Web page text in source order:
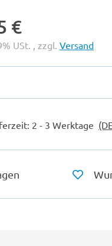
€
USt. , zzgl. Versand
2 - 3 Werktage